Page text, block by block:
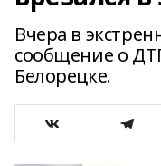
Вчера в
сообщение о
Белорецке.